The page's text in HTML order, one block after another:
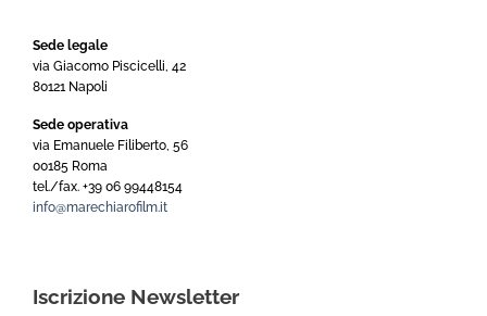
Sede legale
via Giacomo Piscicelli, 42
80121 Napoli
Sede operativa
via Emanuele Filiberto, 56
00185 Roma
tel./fax. +39 06 99448154
info@marechiarofilm.it
Iscrizione Newsletter